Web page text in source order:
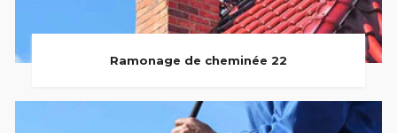
Ramonage de cheminée 22